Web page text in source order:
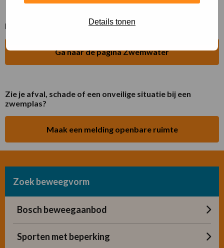
Details tonen
Meer informatie over zwemwater
Ga naar de pagina Zwemwater
Zie je afval, schade of een onveilige situatie bij een
zwemplas?
Maak een melding openbare ruimte
Zoek beweegvorm
Bosch beweegaanbod
Sporten met beperking